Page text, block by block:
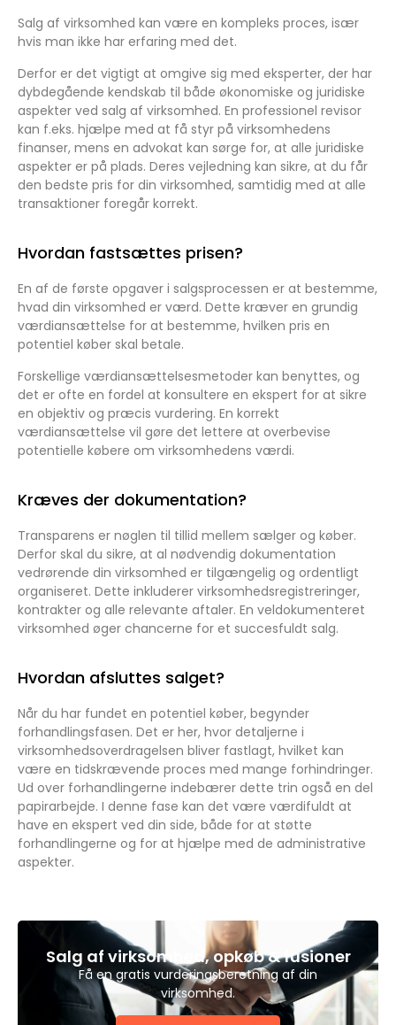
Salg af virksomhed kan være en kompleks proces, især
hvis man ikke har erfaring med det.
Derfor er det vigtigt at omgive sig med eksperter, der har
dybdegående kendskab til både økonomiske og juridiske
aspekter ved salg af virksomhed. En professionel revisor
kan f.eks. hjælpe med at få styr på virksomhedens
finanser, mens en advokat kan sørge for, at alle juridiske
aspekter er på plads. Deres vejledning kan sikre, at du får
den bedste pris for din virksomhed, samtidig med at alle
transaktioner foregår korrekt.
Hvordan fastsættes prisen?
En af de første opgaver i salgsprocessen er at bestemme,
hvad din virksomhed er værd. Dette kræver en grundig
værdiansættelse for at bestemme, hvilken pris en
potentiel køber skal betale.
Forskellige værdiansættelsesmetoder kan benyttes, og
det er ofte en fordel at konsultere en ekspert for at sikre
en objektiv og præcis vurdering. En korrekt
værdiansættelse vil gøre det lettere at overbevise
potentielle købere om virksomhedens værdi.
Kræves der dokumentation?
Transparens er nøglen til tillid mellem sælger og køber.
Derfor skal du sikre, at al nødvendig dokumentation
vedrørende din virksomhed er tilgængelig og ordentligt
organiseret. Dette inkluderer virksomhedsregistreringer,
kontrakter og alle relevante aftaler. En veldokumenteret
virksomhed øger chancerne for et succesfuldt salg.
Hvordan afsluttes salget?
Når du har fundet en potentiel køber, begynder
forhandlingsfasen. Det er her, hvor detaljerne i
virksomhedsoverdragelsen bliver fastlagt, hvilket kan
være en tidskrævende proces med mange forhindringer.
Ud over forhandlingerne indebærer dette trin også en del
papirarbejde. I denne fase kan det være værdifuldt at
have en ekspert ved din side, både for at støtte
forhandlingerne og for at hjælpe med de administrative
aspekter.
Salg af virksomhed, opkøb & fusioner
Få en gratis vurderingsberetning af din
virksomhed.